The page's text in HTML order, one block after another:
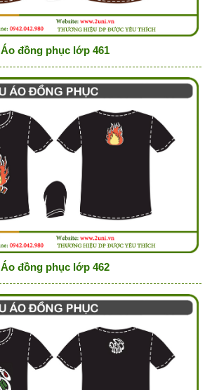
Áo đồng phục lớp 461
Áo đồng phục lớp 462